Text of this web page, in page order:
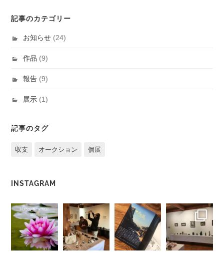
記事のカテゴリー
お知らせ (24)
作品 (9)
報告 (9)
展示 (1)
記事のタグ
収支 オークション 個展
INSTAGRAM